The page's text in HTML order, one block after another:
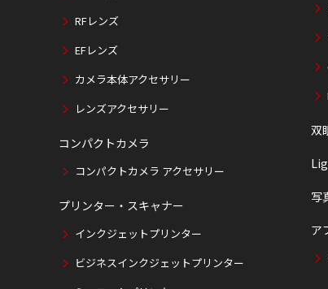
RFレンズ
EFレンズ
カメラ本体アクセサリー
レンズアクセサリー
コンパクトカメラ
コンパクトカメラ アクセサリー
プリンター・スキャナー
インクジェットプリンター
ビジネスインクジェットプリンター
双
写
ア